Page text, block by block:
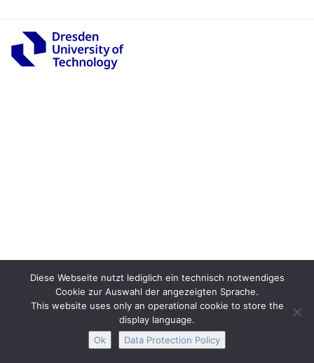
Diese Webseite nutzt lediglich ein technisch notwendiges
Cookie zur Auswahl der angezeigten Sprache.
This website uses only an operational cookie to store the
display language.
Ok
Data Protection Policy